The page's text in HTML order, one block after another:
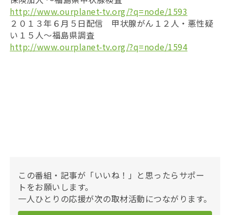
http://www.ourplanet-tv.org/?q=node/1593
２０１３年６月５日配信 甲状腺がん１２人・悪性疑
い１５人〜福島県調査
http://www.ourplanet-tv.org/?q=node/1594
この番組・記事が「いいね！」と思ったらサポー
トをお願いします。
一人ひとりの応援が次の取材活動につながります。